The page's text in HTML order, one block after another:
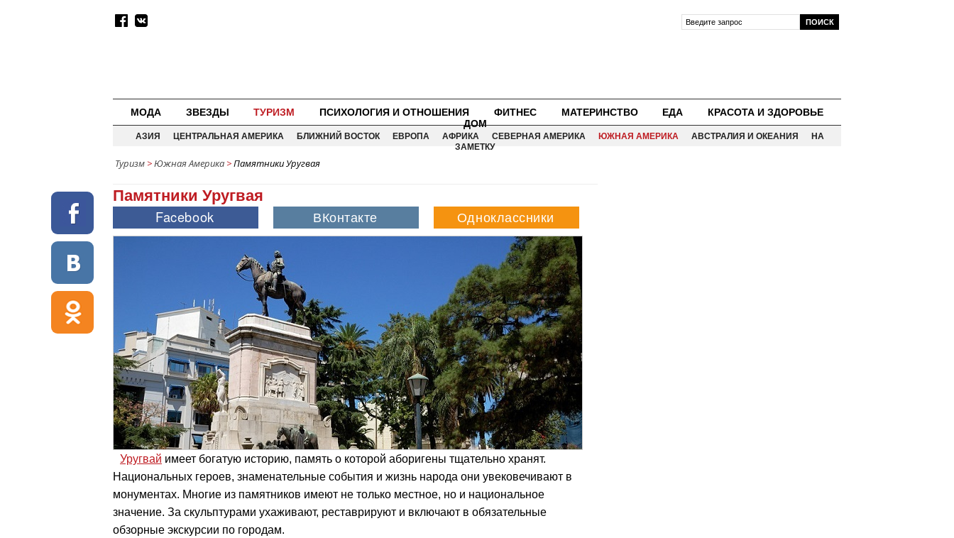
МОДА ЗВЕЗДЫ ТУРИЗМ ПСИХОЛОГИЯ И ОТНОШЕНИЯ ФИТНЕС МАТЕРИНСТВО ЕДА
КРАСОТА И ЗДОРОВЬЕ
ДОМ
АЗИЯ ЦЕНТРАЛЬНАЯ АМЕРИКА БЛИЖНИЙ ВОСТОК ЕВРОПА АФРИКА СЕВЕРНАЯ АМЕРИКА ЮЖНАЯ АМЕРИКА АВСТРАЛИЯ И ОКЕАНИЯ
НА
ЗАМЕТКУ
Туризм >Южная Америка >Памятники Уругвая
Памятники Уругвая
Уругвай имеет богатую историю, память о которой аборигены тщательно хранят.
Национальных героев, знаменательные события и жизнь народа они увековечивают в
монументах. Многие из памятников имеют не только местное, но и национальное
значение. За скульптурами ухаживают, реставрируют и включают в обязательные
обзорные экскурсии по городам.